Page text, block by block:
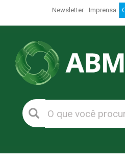
Newsletter Imprensa